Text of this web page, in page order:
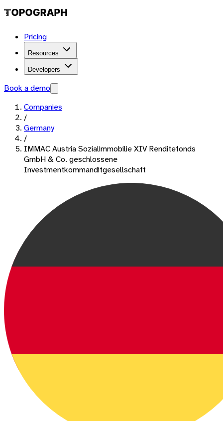
Pricing
Resources
Developers
Book a demo
Companies
/
Germany
/
IMMAC Austria Sozialimmobilie XIV Renditefonds
GmbH & Co. geschlossene
Investmentkommanditgesellschaft